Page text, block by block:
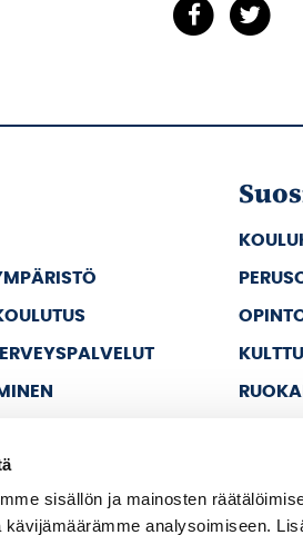
sisällön ja mainosten
analysoimiseen.